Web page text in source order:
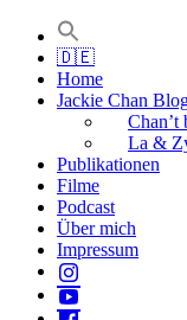
Jackie Chan
Autor & Jackie-Chan-
🇩🇪
Home
Jackie Chan
Chan’t
La &
Publikationen
Filme
Podcast
Über mich
Impressum